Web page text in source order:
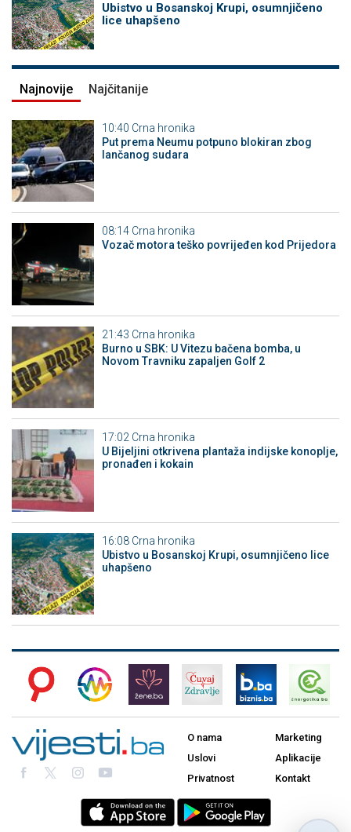
Ubistvo u Bosanskoj Krupi, osumnjičeno
lice uhapšeno
Najnovije Najčitanije
10:40 Crna hronika
Put prema Neumu potpuno blokiran zbog
lančanog sudara
08:14 Crna hronika
Vozač motora teško povrijeđen kod Prijedora
21:43 Crna hronika
Burno u SBK: U Vitezu bačena bomba, u
Novom Travniku zapaljen Golf 2
17:02 Crna hronika
​U Bijeljini otkrivena plantaža indijske konoplje,
pronađen i kokain
16:08 Crna hronika
Ubistvo u Bosanskoj Krupi, osumnjičeno lice
uhapšeno
O nama
Uslovi
Privatnost
Marketing
Aplikacije
Kontakt